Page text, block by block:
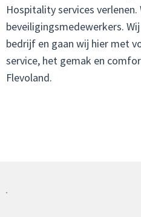
Hospitality services
beveiligingsmedewerkers.
bedrijf en gaan wij hier met
service, het gemak en
Flevoland.